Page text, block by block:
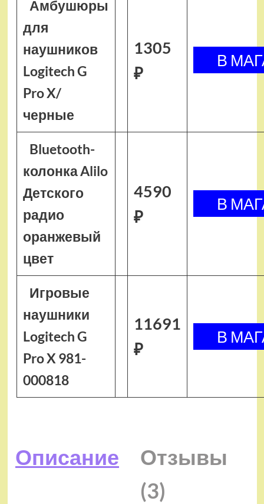
Амбушюры
для
наушников
Logitech G
Pro X/
черные
1305
₽
Bluetooth-
колонка Alilo
Детского
радио
оранжевый
цвет
4590
₽
Игровые
наушники
Logitech G
Pro X 981-
000818
11691
₽
Описание
Отзывы
(3)